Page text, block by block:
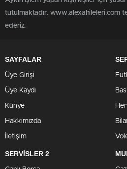
tutulmaktadır. www.alexahileleri.com
ederiz.
SAYFALAR
Üye Girişi
Üye Kaydı
Künye
Hakkımızda
İletişim
SERVİSLER 2